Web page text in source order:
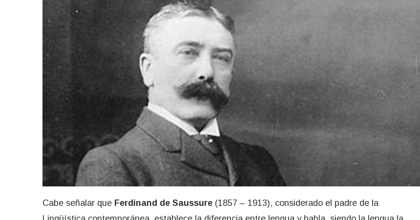
Cabe señalar que Ferdinand de Saussure (1857 – 1913), considerado el padre de la